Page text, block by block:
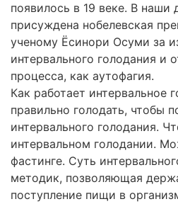
появилось в 19 веке. В наши
присуждена нобелевская
ученому Ёсинори Осуми за
интервального голодания и
процесса, как аутофагия.
Как работает интервальное
правильно голодать, чтобы
интервального голодания.
интервальном голодании.
фастинге. Суть
методик, позволяющая
поступление пищи в